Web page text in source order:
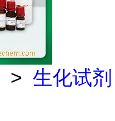
> 生化试剂